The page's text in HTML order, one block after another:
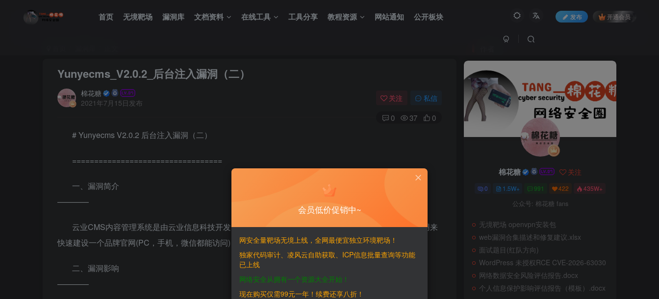
首页 无境靶场 漏洞库 文档资料 在线工具 工具分享 教程资源 网站通知 公开板块 发布 开通会员
Yunyecms_V2.0.2_后台注入漏洞（二）
棉花糖
2021年7月15日发布
关注 私信
0 37 0
# Yunyecms V2.0.2 后台注入漏洞（二）
==================================
一、漏洞简介
————
云业CMS内容管理系统是由云业信息科技开发的一款专门用于中小企业网站建设的PHP开源CMS，可用来
快速建设一个品牌官网(PC，手机，微信都能访问)，后台功能强大，安全稳定，操作简单。
二、漏洞影响
————
棉花糖 关注
0 1.5W+ 991 422 435W+
公众号: 棉花糖 fans
无境靶场 openvpn安装包
web漏洞合集描述和修复建议.xlsx
面试题目(红队方向)
WordPress 未授权RCE CVE-2026-63030
网络数据安全风险评估报告.docx
个人信息保护影响评估报告（模板）.docx
会员低价促销中~
网安全量靶场无境上线，全网最便宜独立环境靶场！
独家代码审计、凌风云自助获取、ICP信息批量查询等功能
已上线
网络安全从拥有一个资源大全开始！
现在购买仅需99元一年！续费还享八折！